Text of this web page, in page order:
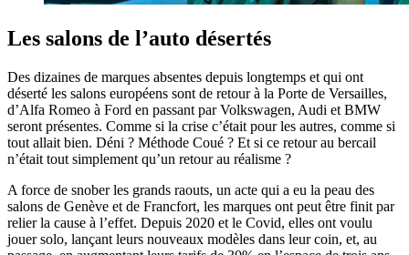
Les salons de l’auto désertés
Des dizaines de marques absentes depuis longtemps et qui ont
déserté les salons européens sont de retour à la Porte de Versailles,
d’Alfa Romeo à Ford en passant par Volkswagen, Audi et BMW
seront présentes. Comme si la crise c’était pour les autres, comme si
tout allait bien. Déni ? Méthode Coué ? Et si ce retour au bercail
n’était tout simplement qu’un retour au réalisme ?
A force de snober les grands raouts, un acte qui a eu la peau des
salons de Genève et de Francfort, les marques ont peut être finit par
relier la cause à l’effet. Depuis 2020 et le Covid, elles ont voulu
jouer solo, lançant leurs nouveaux modèles dans leur coin, et, au